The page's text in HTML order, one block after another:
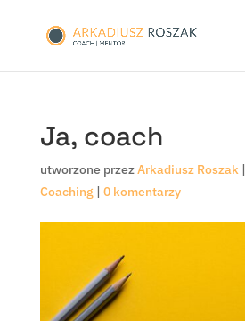
Ja, coach
utworzone przezArkadiusz Roszak|
Coaching| 0 komentarzy